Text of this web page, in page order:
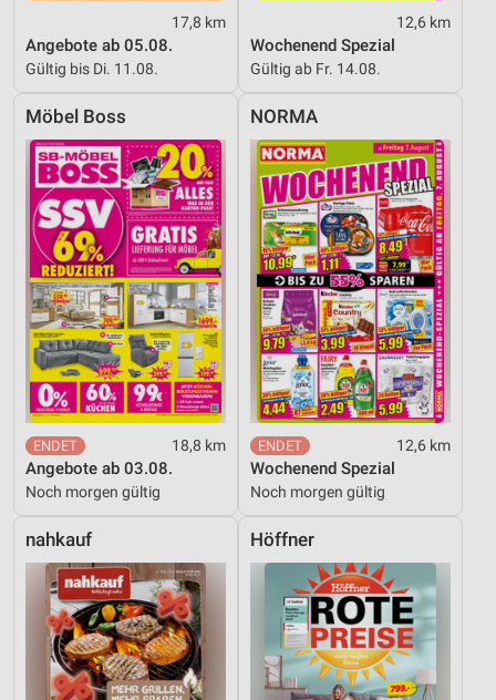
17,8 km
Angebote ab 05.08.
Gültig bis Di. 11.08.
12,6 km
Wochenend Spezial
Gültig ab Fr. 14.08.
Möbel Boss
18,8 km
Angebote ab 03.08.
Noch morgen gültig
NORMA
12,6 km
Wochenend Spezial
Noch morgen gültig
nahkauf Höffner